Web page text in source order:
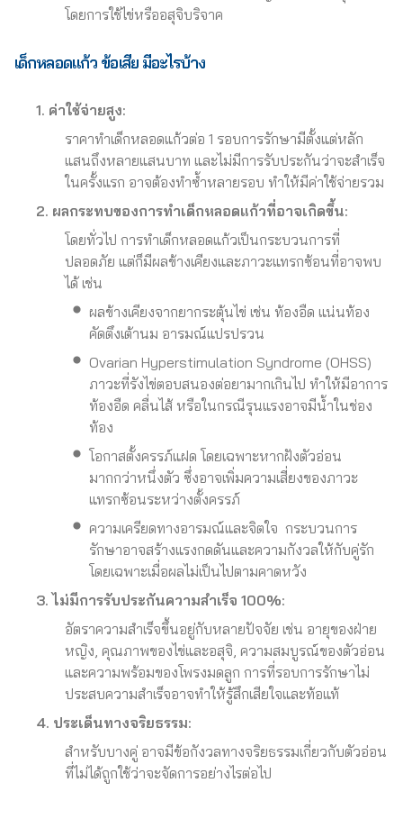
โดยการใช้ไข่หรืออสุจิบริจาค
เด็กหลอดแก้ว ข้อเสียมีอะไรบ้าง
1. ค่าใช้จ่ายสูง:
ราคาทำเด็กหลอดแก้วต่อ 1 รอบการรักษามีตั้งแต่หลัก
แสนถึงหลายแสนบาท และไม่มีการรับประกันว่าจะสำเร็จ
ในครั้งแรก อาจต้องทำซ้ำหลายรอบ ทำให้มีค่าใช้จ่ายรวม
2. ผลกระทบของการทำเด็กหลอดแก้วที่อาจเกิดขึ้น:
โดยทั่วไป การทำเด็กหลอดแก้วเป็นกระบวนการที่
ปลอดภัย แต่ก็มีผลข้างเคียงและภาวะแทรกซ้อนที่อาจพบ
ได้ เช่น
ผลข้างเคียงจากยากระตุ้นไข่ เช่น ท้องอืด แน่นท้อง
คัดตึงเต้านม อารมณ์แปรปรวน
Ovarian Hyperstimulation Syndrome (OHSS)
ภาวะที่รังไข่ตอบสนองต่อยามากเกินไป ทำให้มีอาการ
ท้องอืด คลื่นไส้ หรือในกรณีรุนแรงอาจมีน้ำในช่อง
ท้อง
โอกาสตั้งครรภ์แฝด โดยเฉพาะหากฝังตัวอ่อน
มากกว่าหนึ่งตัว ซึ่งอาจเพิ่มความเสี่ยงของภาวะ
แทรกซ้อนระหว่างตั้งครรภ์
ความเครียดทางอารมณ์และจิตใจ กระบวนการ
รักษาอาจสร้างแรงกดดันและความกังวลให้กับคู่รัก
โดยเฉพาะเมื่อผลไม่เป็นไปตามคาดหวัง
3. ไม่มีการรับประกันความสำเร็จ 100%:
อัตราความสำเร็จขึ้นอยู่กับหลายปัจจัย เช่น อายุของฝ่าย
หญิง, คุณภาพของไข่และอสุจิ, ความสมบูรณ์ของตัวอ่อน
และความพร้อมของโพรงมดลูก การที่รอบการรักษาไม่
ประสบความสำเร็จอาจทำให้รู้สึกเสียใจและท้อแท้
4. ประเด็นทางจริยธรรม:
สำหรับบางคู่ อาจมีข้อกังวลทางจริยธรรมเกี่ยวกับตัวอ่อน
ที่ไม่ได้ถูกใช้ว่าจะจัดการอย่างไรต่อไป